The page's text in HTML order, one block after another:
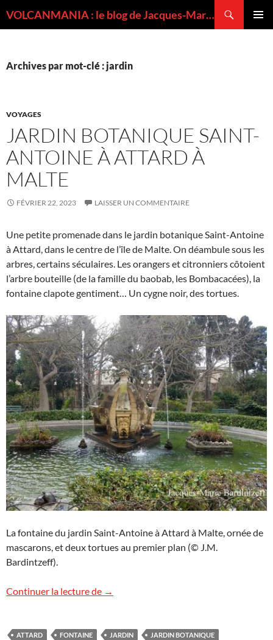
VOLCANMANIA : le blog de Jacques-Marie BARDINTZEFF, volcanologue
Archives par mot-clé : jardin
VOYAGES
JARDIN BOTANIQUE SAINT-
ANTOINE À ATTARD À
MALTE
FÉVRIER 22, 2023 LAISSER UN COMMENTAIRE
Une petite promenade dans le jardin botanique Saint-Antoine
à Attard, dans le centre de l’île de Malte. On déambule sous les
arbres, certains séculaires. Les orangers et citronniers côtoient
l’arbre bouteille (de la famille du baobab, les Bombacacées), la
fontaine clapote gentiment… Un cygne noir, des tortues.
La fontaine du jardin Saint-Antoine à Attard à Malte, ornée de
mascarons, et deux tortues au premier plan (© J.M.
Bardintzeff).
Continuer la lecture de Jardin botanique Saint-Antoine à
→
ATTARD FONTAINE JARDIN
JARDIN BOTANIQUE